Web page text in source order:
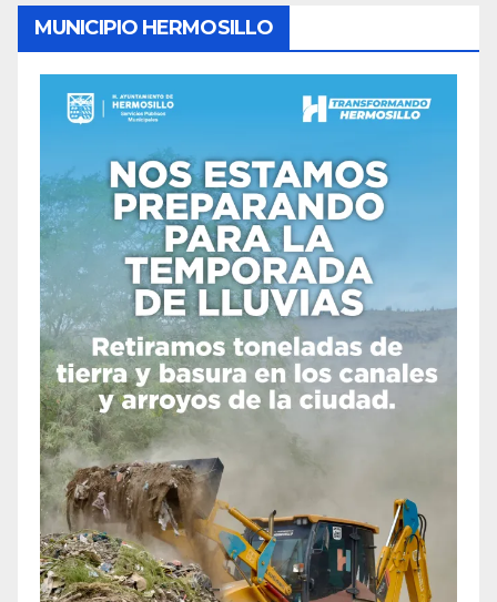
MUNICIPIO HERMOSILLO